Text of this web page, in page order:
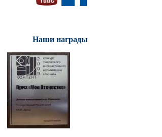
Наши награды